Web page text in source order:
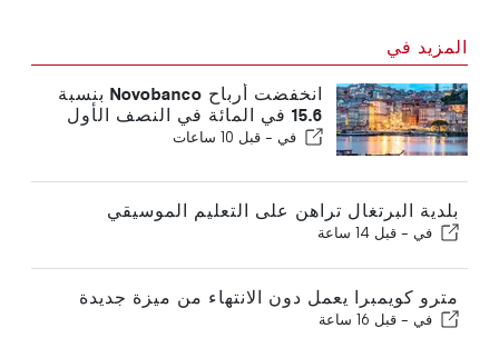
المزيد في
انخفضت أرباح Novobanco بنسبة
15.6 في المائة في النصف الأول
في - قبل 10 ساعات
بلدية البرتغال تراهن على التعليم الموسيقي
في - قبل 14 ساعة
مترو كويمبرا يعمل دون الانتهاء من ميزة جديدة
في - قبل 16 ساعة